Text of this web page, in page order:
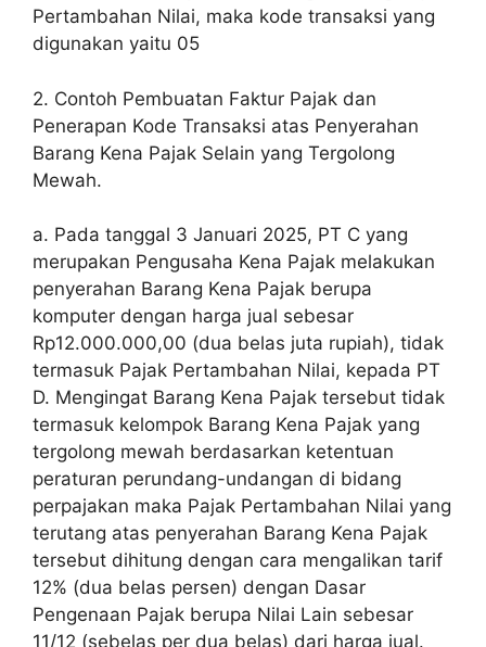
Pertambahan Nilai, maka kode transaksi yang
digunakan yaitu 05
2. Contoh Pembuatan Faktur Pajak dan
Penerapan Kode Transaksi atas Penyerahan
Barang Kena Pajak Selain yang Tergolong
Mewah.
a. Pada tanggal 3 Januari 2025, PT C yang
merupakan Pengusaha Kena Pajak melakukan
penyerahan Barang Kena Pajak berupa
komputer dengan harga jual sebesar
Rp12.000.000,00 (dua belas juta rupiah), tidak
termasuk Pajak Pertambahan Nilai, kepada PT
D. Mengingat Barang Kena Pajak tersebut tidak
termasuk kelompok Barang Kena Pajak yang
tergolong mewah berdasarkan ketentuan
peraturan perundang-undangan di bidang
perpajakan maka Pajak Pertambahan Nilai yang
terutang atas penyerahan Barang Kena Pajak
tersebut dihitung dengan cara mengalikan tarif
12% (dua belas persen) dengan Dasar
Pengenaan Pajak berupa Nilai Lain sebesar
11/12 (sebelas per dua belas) dari harga jual.